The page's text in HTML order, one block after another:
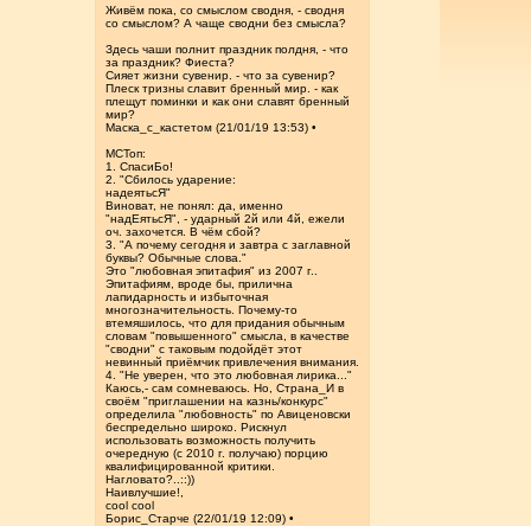
Живём пока, со смыслом сводня, - сводня
со смыслом? А чаще сводни без смысла?
Здесь чаши полнит праздник полдня, - что
за праздник? Фиеста?
Сияет жизни сувенир. - что за сувенир?
Плеск тризны славит бренный мир. - как
плещут поминки и как они славят бренный
мир?
Маска_с_кастетом (21/01/19 13:53) •
МСТоп:
1. СпасиБо!
2. "Сбилось ударение:
надеятьсЯ"
Виноват, не понял: да, именно
"надЕятьсЯ", - ударный 2й или 4й, ежели
оч. захочется. В чём сбой?
3. "А почему сегодня и завтра с заглавной
буквы? Обычные слова."
Это "любовная эпитафия" из 2007 г..
Эпитафиям, вроде бы, прилична
лапидарность и избыточная
многозначительность. Почему-то
втемяшилось, что для придания обычным
словам "повышенного" смысла, в качестве
"сводни" с таковым подойдёт этот
невинный приёмчик привлечения внимания.
4. "Не уверен, что это любовная лирика..."
Каюсь,- сам сомневаюсь. Но, Страна_И в
своём "приглашении на казнь/конкурс"
определила "любовность" по Авиценовски
беспредельно широко. Рискнул
использовать возможность получить
очередную (с 2010 г. получаю) порцию
квалифицированной критики.
Нагловато?..::))
Наивлучшие!,
cool cool
Борис_Старче (22/01/19 12:09) •